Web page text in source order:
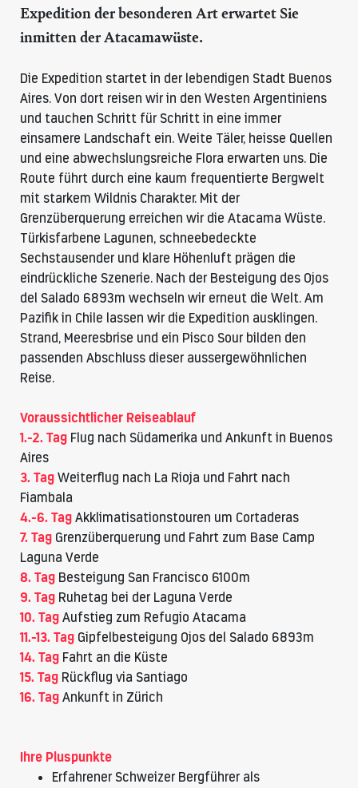
Expedition der besonderen Art erwartet Sie
inmitten der Atacamawüste.
Die Expedition startet in der lebendigen Stadt Buenos
Aires. Von dort reisen wir in den Westen Argentiniens
und tauchen Schritt für Schritt in eine immer
einsamere Landschaft ein. Weite Täler, heisse Quellen
und eine abwechslungsreiche Flora erwarten uns. Die
Route führt durch eine kaum frequentierte Bergwelt
mit starkem Wildnis Charakter. Mit der
Grenzüberquerung erreichen wir die Atacama Wüste.
Türkisfarbene Lagunen, schneebedeckte
Sechstausender und klare Höhenluft prägen die
eindrückliche Szenerie. Nach der Besteigung des Ojos
del Salado 6893m wechseln wir erneut die Welt. Am
Pazifik in Chile lassen wir die Expedition ausklingen.
Strand, Meeresbrise und ein Pisco Sour bilden den
passenden Abschluss dieser aussergewöhnlichen
Reise.
Voraussichtlicher Reiseablauf
1.-2. Tag Flug nach Südamerika und Ankunft in Buenos
Aires
3. Tag Weiterflug nach La Rioja und Fahrt nach
Fiambala
4.-6. Tag Akklimatisationstouren um Cortaderas
7. Tag Grenzüberquerung und Fahrt zum Base Camp
Laguna Verde
8. Tag Besteigung San Francisco 6100m
9. Tag Ruhetag bei der Laguna Verde
10. Tag Aufstieg zum Refugio Atacama
11.-13. Tag Gipfelbesteigung Ojos del Salado 6893m
14. Tag Fahrt an die Küste
15. Tag Rückflug via Santiago
16. Tag Ankunft in Zürich
Ihre Pluspunkte
Erfahrener Schweizer Bergführer als